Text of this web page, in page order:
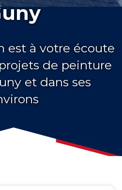
est à votre écoute
de peinture
et dans ses